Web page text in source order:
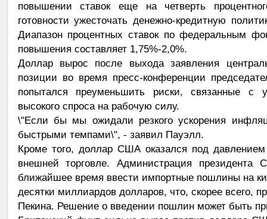
повышении ставок еще на четверть
готовности ужесточать денежно-кредитную
Диапазон процентных ставок по федеральным
повышения составляет 1,75%-2,0%.
Доллар вырос после выхода заявления
позиции во время пресс-конференции
попытался преуменьшить риски, связанные с
высокого спроса на рабочую силу.
\"Если бы мы ожидали резкого ускорения
быстрыми темпами\", - заявил Пауэлл.
Кроме того, доллар США оказался под
внешней торговле. Администрация
ближайшее время ввести импортные пошлины на
десятки миллиардов долларов, что, скорее всего,
Пекина. Решение о введении пошлин может быть